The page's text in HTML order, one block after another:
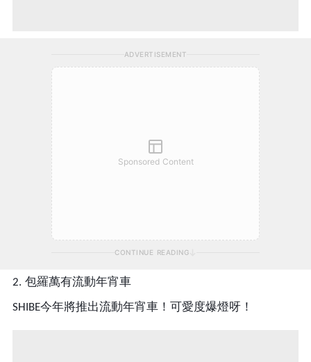
ADVERTISEMENT
Sponsored Content
CONTINUE READING
2. 包羅萬有流動年宵車
SHIBE今年將推出流動年宵車！可愛度爆燈呀！